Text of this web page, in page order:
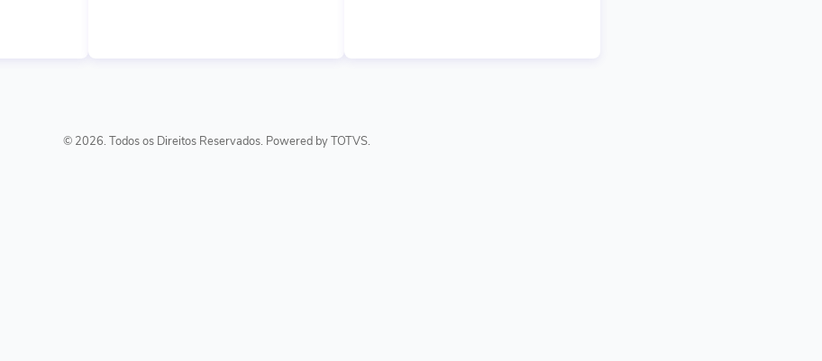
© 2026. Todos os Direitos Reservados. Powered by TOTVS.